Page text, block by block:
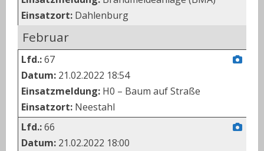
Einsatzort: Dahlenburg
Februar
Lfd.:67
Datum: 21.02.2022 18:54
Einsatzmeldung: H0 – Baum auf Straße
Einsatzort: Neestahl
Lfd.:66
Datum: 21.02.2022 18:00